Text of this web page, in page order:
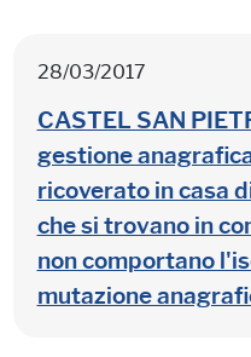
28/03/2017
CASTEL SAN
gestione
ricoverato in casa
che si trovano in
non comportano
mutazione